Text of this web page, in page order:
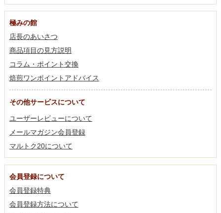
極みの館
店長のあいさつ
商品項目の見方説明
コラム・ポイント交換
焙煎ワンポイントアドバイス
その他サービスについて
ユーザーレビューについて
メールマガジン会員登録
マルトク20について
会員登録について
会員登録特典
会員登録方法について